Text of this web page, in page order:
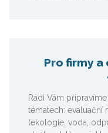
Pro firmy
Rádi Vám
tématech: evaluační
(ekologie, voda,